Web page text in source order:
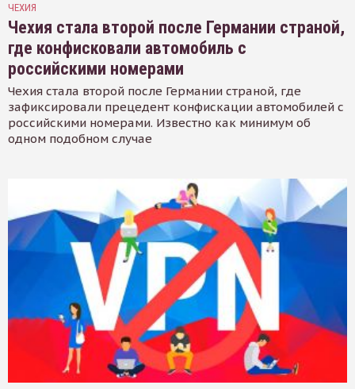
ЧЕХИЯ
Чехия стала второй после Германии страной,
где конфисковали автомобиль с
российскими номерами
Чехия стала второй после Германии страной, где
зафиксировали прецедент конфискации автомобилей с
российскими номерами. Известно как минимум об
одном подобном случае